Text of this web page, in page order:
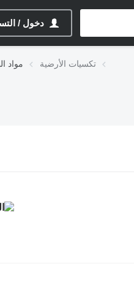
دخول /
مواد تكسيات الأرضية